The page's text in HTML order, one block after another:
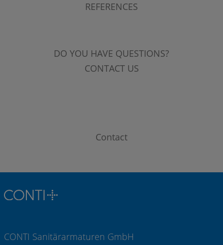
REFERENCES
DO YOU HAVE QUESTIONS?
CONTACT US
Contact
CONTI Sanitärarmaturen GmbH